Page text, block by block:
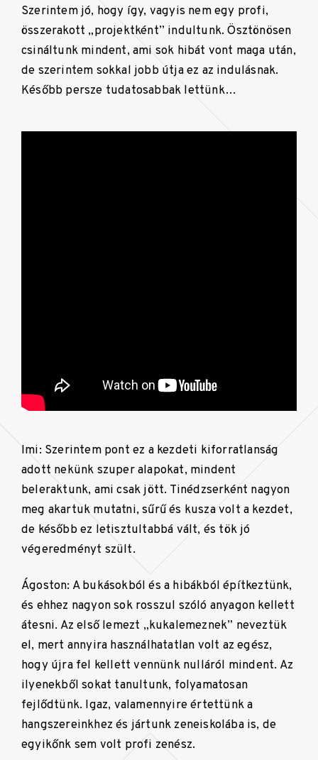
Szerintem jó, hogy így, vagyis nem egy profi,
összerakott „projektként” indultunk. Ösztönösen
csináltunk mindent, ami sok hibát vont maga után,
de szerintem sokkal jobb útja ez az indulásnak.
Később persze tudatosabbak lettünk…
Imi: Szerintem pont ez a kezdeti kiforratlanság
adott nekünk szuper alapokat, mindent
beleraktunk, ami csak jött. Tinédzserként nagyon
meg akartuk mutatni, sűrű és kusza volt a kezdet,
de később ez letisztultabbá vált, és tök jó
végeredményt szült.
Ágoston: A bukásokból és a hibákból építkeztünk,
és ehhez nagyon sok rosszul szóló anyagon kellett
átesni. Az első lemezt „kukalemeznek” neveztük
el, mert annyira használhatatlan volt az egész,
hogy újra fel kellett vennünk nulláról mindent. Az
ilyenekből sokat tanultunk, folyamatosan
fejlődtünk. Igaz, valamennyire értettünk a
hangszereinkhez és jártunk zeneiskolába is, de
egyikőnk sem volt profi zenész.